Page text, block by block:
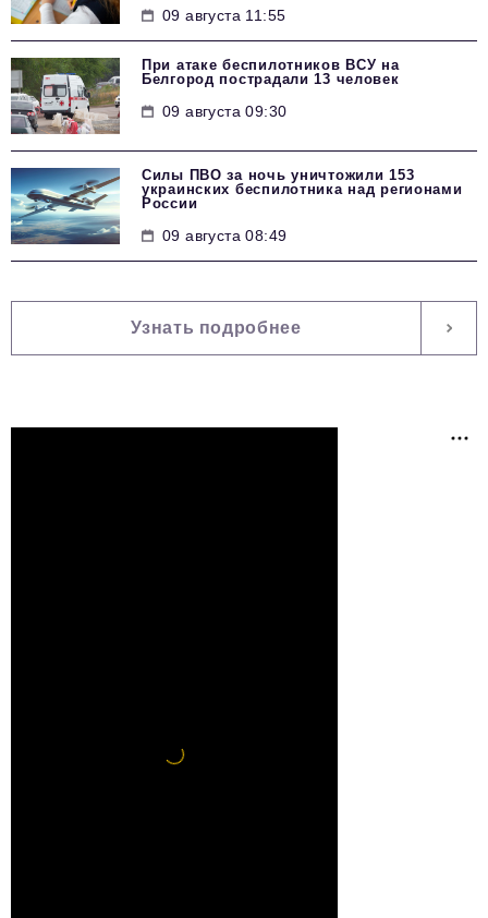
09 августа 11:55
При атаке беспилотников ВСУ на
Белгород пострадали 13 человек
09 августа 09:30
Силы ПВО за ночь уничтожили 153
украинских беспилотника над регионами
России
09 августа 08:49
Узнать подробнее